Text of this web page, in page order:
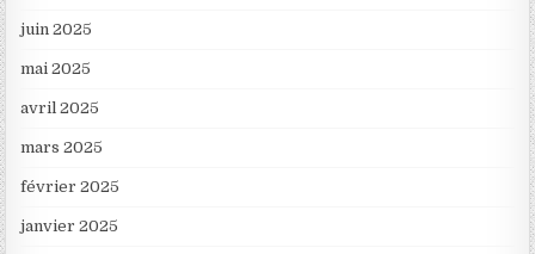
juin 2025
mai 2025
avril 2025
mars 2025
février 2025
janvier 2025